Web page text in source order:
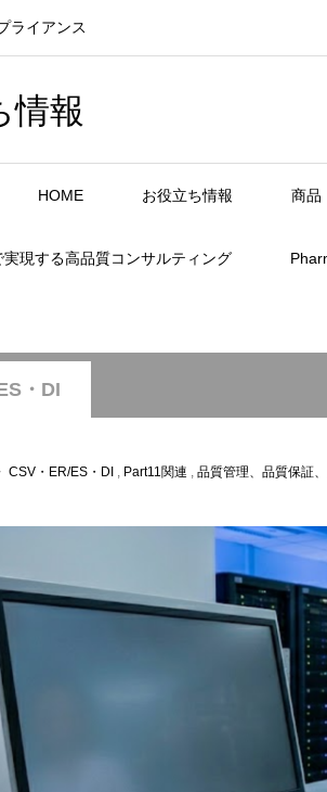
ライアンス
情報
HOME お役立ち情報 商品
現する高品質コンサルティング
・DI
CSV・ER/ES・DI , Part11関連 , 品質管理、品質保証